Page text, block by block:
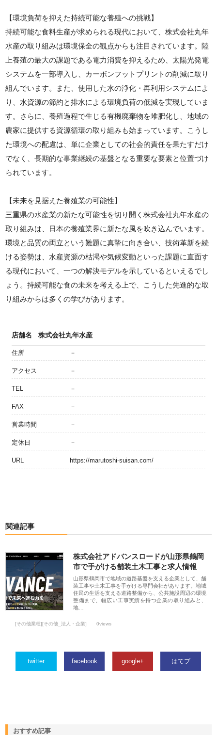
【環境負荷を抑えた持続可能な養殖への挑戦】
持続可能な食料生産が求められる現代において、株式会社丸年
水産の取り組みは環境保全の観点からも注目されています。陸
上養殖の最大の課題である電力消費を抑えるため、太陽光発電
システムを一部導入し、カーボンフットプリントの削減に取り
組んでいます。また、使用した水の浄化・再利用システムによ
り、水資源の節約と排水による環境負荷の低減を実現していま
す。さらに、養殖過程で生じる有機廃棄物を堆肥化し、地域の
農家に提供する資源循環の取り組みも始まっています。こうし
た環境への配慮は、単に企業としての社会的責任を果たすだけ
でなく、長期的な事業継続の基盤となる重要な要素と位置づけ
られています。
【未来を見据えた養殖業の可能性】
三重県の水産業の新たな可能性を切り開く株式会社丸年水産の
取り組みは、日本の養殖業界に新たな風を吹き込んでいます。
環境と品質の両立という難題に真摯に向き合い、技術革新を続
ける姿勢は、水産資源の枯渇や気候変動といった課題に直面す
る現代において、一つの解決モデルを示しているといえるでし
ょう。持続可能な食の未来を考える上で、こうした先進的な取
り組みからは多くの学びがあります。
店舗名 株式会社丸年水産
住所 －
アクセス －
TEL －
FAX －
営業時間 －
定休日 －
URL https://marutoshi-suisan.com/
関連記事
株式会社アドバンスロードが山形県鶴岡
市で手がける舗装土木工事と求人情報
山形県鶴岡市で地域の道路基盤を支える企業として、舗
装工事や土木工事を手がける専門会社があります。地域
住民の生活を支える道路整備から、公共施設周辺の環境
整備まで、幅広い工事実績を持つ企業の取り組みと、
地…
[その他業種][その他_法人・企業] 0views
twitter facebook google+ はてブ
おすすめ記事